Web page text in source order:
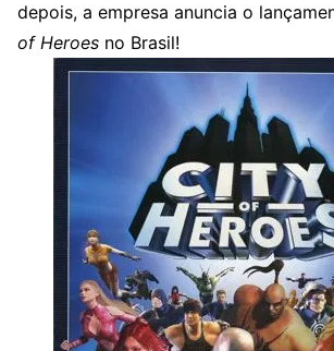
depois, a empresa anuncia o
of Heroes no Brasil!